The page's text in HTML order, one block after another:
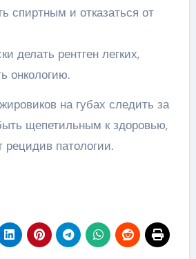
спиртным и отказаться от
делать рентген легких,
онкологию.
на губах следить за
щепетильным к здоровью,
рецидив патологии.